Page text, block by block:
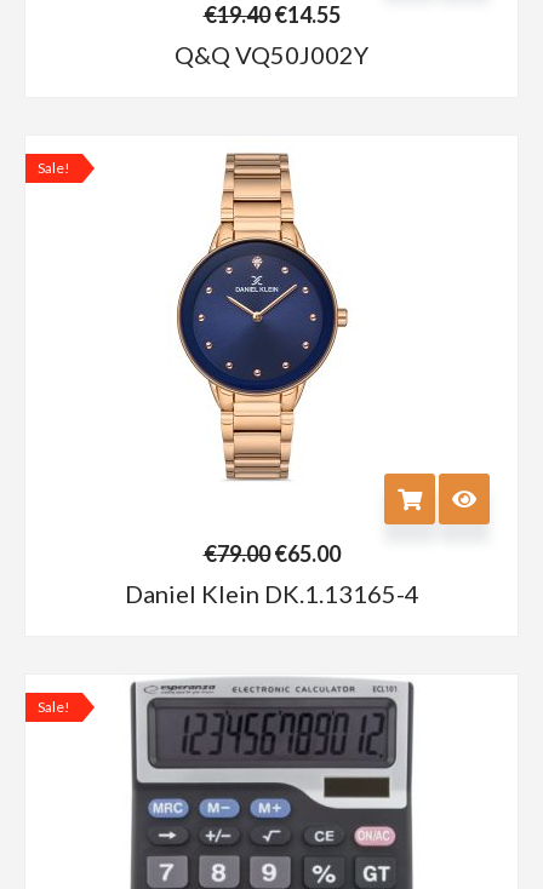
€19.40 €14.55
Q&Q VQ50J002Y
Sale!
€79.00 €65.00
Daniel Klein DK.1.13165-4
Sale!